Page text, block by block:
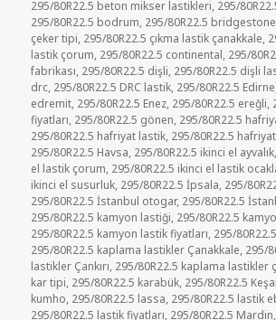
295/80R22.5 beton mikser lastikleri, 295/
295/80R22.5 bodrum, 295/80R22.5 bridgestone
çeker tipi, 295/80R22.5 çıkma lastik çanakkale,
lastik çorum, 295/80R22.5 continental, 295/
fabrikası, 295/80R22.5 dişli, 295/80R22.5 dişli
drc, 295/80R22.5 DRC lastik, 295/80R22.5 Edirne
edremit, 295/80R22.5 Enez, 295/80R22.5 ereğli,
fiyatları, 295/80R22.5 gönen, 295/80R22.5
295/80R22.5 hafriyat lastik, 295/80R22.5
295/80R22.5 Havsa, 295/80R22.5 ikinci el ayvalık,
el lastik çorum, 295/80R22.5 ikinci el lastik
ikinci el susurluk, 295/80R22.5 İpsala, 295/
295/80R22.5 İstanbul otogar, 295/80R22.5
295/80R22.5 kamyon lastiği, 295/80R22.5
295/80R22.5 kamyon lastik fiyatları, 295/
295/80R22.5 kaplama lastikler Çanakkale, 295/
lastikler Çankırı, 295/80R22.5 kaplama lastikler
kar tipi, 295/80R22.5 karabük, 295/80R22.5
kumho, 295/80R22.5 lassa, 295/80R22.5 lastik
295/80R22.5 lastik fiyatları, 295/80R22.5 Mardin,